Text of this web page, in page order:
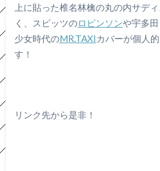
上に貼った椎名林檎の丸の内サデ
く、スピッツのロビンソンや宇多
少女時代のMR.TAXI カバーが個人
す！
リンク先から是非！